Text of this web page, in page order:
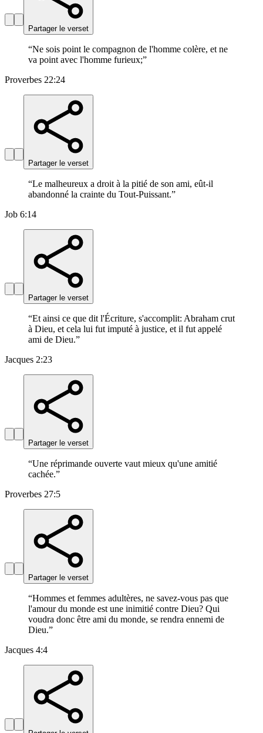
Partager le verset
“Ne sois point le compagnon de l'homme colère, et ne
va point avec l'homme furieux;”
Proverbes 22:24
Partager le verset
“Le malheureux a droit à la pitié de son ami, eût-il
abandonné la crainte du Tout-Puissant.”
Job 6:14
Partager le verset
“Et ainsi ce que dit l'Écriture, s'accomplit: Abraham crut
à Dieu, et cela lui fut imputé à justice, et il fut appelé
ami de Dieu.”
Jacques 2:23
Partager le verset
“Une réprimande ouverte vaut mieux qu'une amitié
cachée.”
Proverbes 27:5
Partager le verset
“Hommes et femmes adultères, ne savez-vous pas que
l'amour du monde est une inimitié contre Dieu? Qui
voudra donc être ami du monde, se rendra ennemi de
Dieu.”
Jacques 4:4